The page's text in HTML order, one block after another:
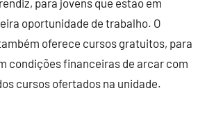
para jovens que estão em
oportunidade de trabalho. O
oferece cursos gratuitos, para
condições financeiras de arcar com
cursos ofertados na unidade.